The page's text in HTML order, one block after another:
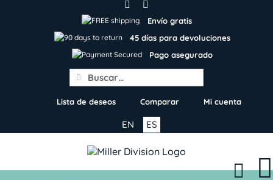
Envío gratis
45 días para devoluciones
Pago asegurado
Search
for:
Lista de deseos Comparar Mi cuenta
ES
EN